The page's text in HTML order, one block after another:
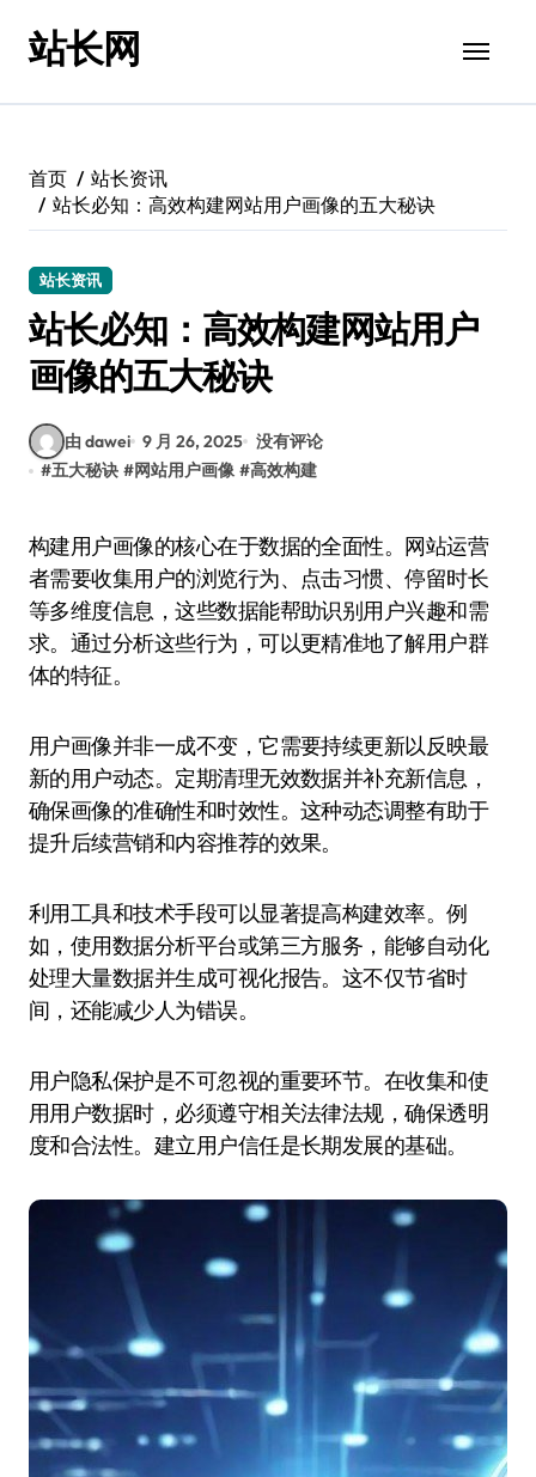
站长网
首页
站长资讯
站长必知：高效构建网站用户画像的五大秘诀
站长资讯
站长必知：高效构建网站用户
画像的五大秘诀
由 dawei 9 月 26, 2025 没有评论
#五大秘诀 #网站用户画像 #高效构建
构建用户画像的核心在于数据的全面性。网站运营
者需要收集用户的浏览行为、点击习惯、停留时长
等多维度信息，这些数据能帮助识别用户兴趣和需
求。通过分析这些行为，可以更精准地了解用户群
体的特征。
用户画像并非一成不变，它需要持续更新以反映最
新的用户动态。定期清理无效数据并补充新信息，
确保画像的准确性和时效性。这种动态调整有助于
提升后续营销和内容推荐的效果。
利用工具和技术手段可以显著提高构建效率。例
如，使用数据分析平台或第三方服务，能够自动化
处理大量数据并生成可视化报告。这不仅节省时
间，还能减少人为错误。
用户隐私保护是不可忽视的重要环节。在收集和使
用用户数据时，必须遵守相关法律法规，确保透明
度和合法性。建立用户信任是长期发展的基础。